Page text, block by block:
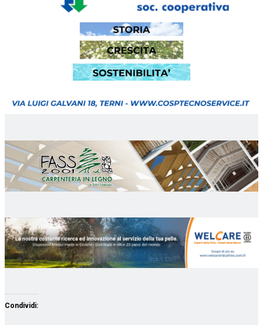
Condividi: